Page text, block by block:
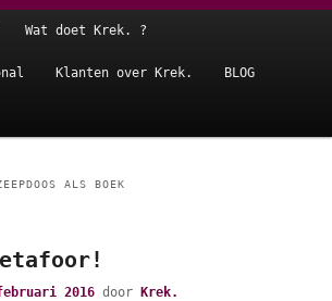
Wat doet Krek. ?
Klanten over Krek. BLOG
ALS BOEK
2016 doorKrek.